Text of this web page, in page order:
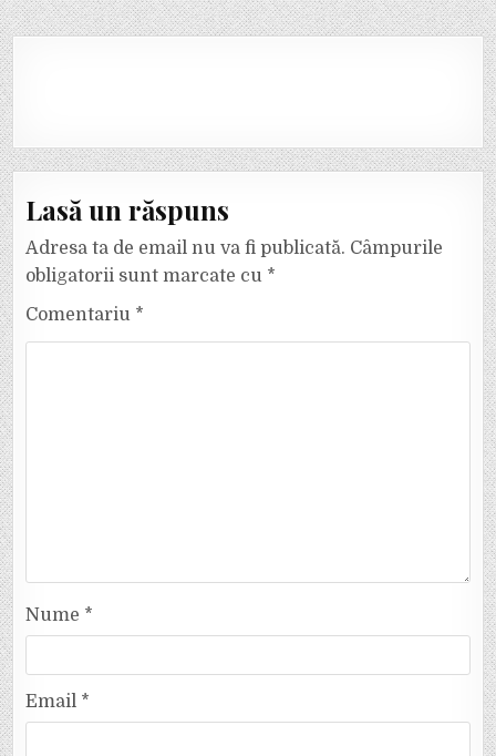
Lasă un răspuns
Adresa ta de email nu va fi publicată. Câmpurile
obligatorii sunt marcate cu *
Comentariu *
Nume *
Email *